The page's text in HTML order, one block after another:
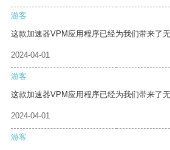
游客
这款加速器VPM应用程序已经为我们带来了无
2024-04-01
游客
这款加速器VPM应用程序已经为我们带来了
2024-04-01
游客